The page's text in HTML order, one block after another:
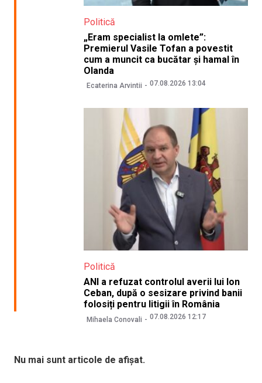
Politică
„Eram specialist la omlete”:
Premierul Vasile Tofan a povestit
cum a muncit ca bucătar și hamal în
Olanda
Ecaterina Arvintii 07.08.2026 13:04
Politică
ANI a refuzat controlul averii lui Ion
Ceban, după o sesizare privind banii
folosiți pentru litigii în România
Mihaela Conovali 07.08.2026 12:17
Nu mai sunt articole de afișat.